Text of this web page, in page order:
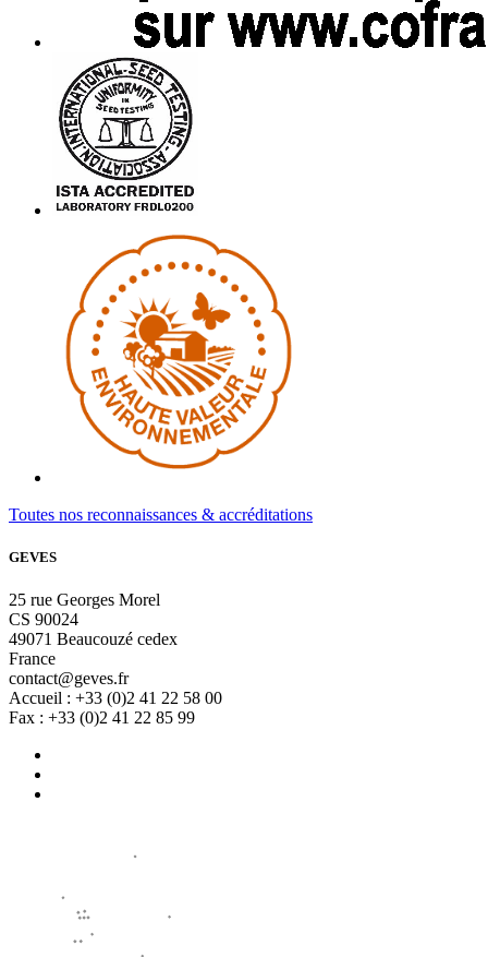
Toutes nos reconnaissances & accréditations
GEVES
25 rue Georges Morel
CS 90024
49071 Beaucouzé cedex
France
contact@geves.fr
Accueil : +33 (0)2 41 22 58 00
Fax : +33 (0)2 41 22 85 99